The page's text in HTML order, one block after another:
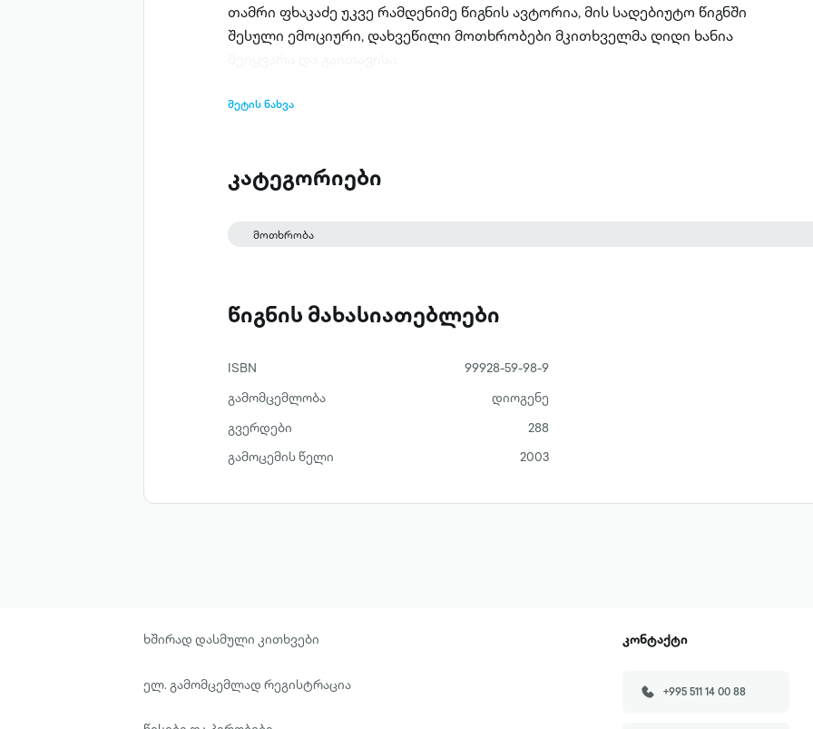
თამრი ფხაკაძე უკვე რამდენიმე წიგნის ავტორია, მის სადებიუტო წიგნში
შესული ემოციური, დახვეწილი მოთხრობები მკითხველმა დიდი ხანია
მეტის ნახვა
კატეგორიები
მოთხრობა
წიგნის მახასიათებლები
ISBN
99928-59-98-9
გამომცემლობა
დიოგენე
გვერდები
288
გამოცემის წელი
2003
ხშირად დასმული კითხვები
ელ. გამომცემლად რეგისტრაცია
კონტაქტი
+995 511 14 00 88